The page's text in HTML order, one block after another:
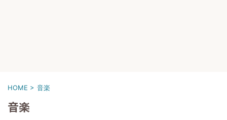
HOME > 音楽
音楽